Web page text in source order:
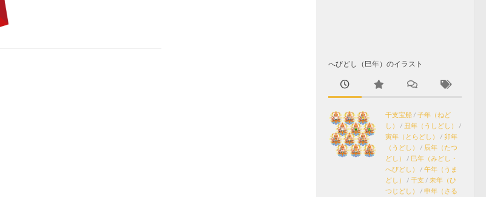
へびどし（巳年）のイラスト
干支宝船/ 子年（ねど
し）
/ 丑年（うしどし）
/
寅年（とらどし）
/ 卯年
（うどし）
/ 辰年（たつ
どし）
/ 巳年（みどし・
へびどし）
/ 午年（うま
どし）
/ 干支 / 未年（ひ
つじどし）
/ 申年（さる